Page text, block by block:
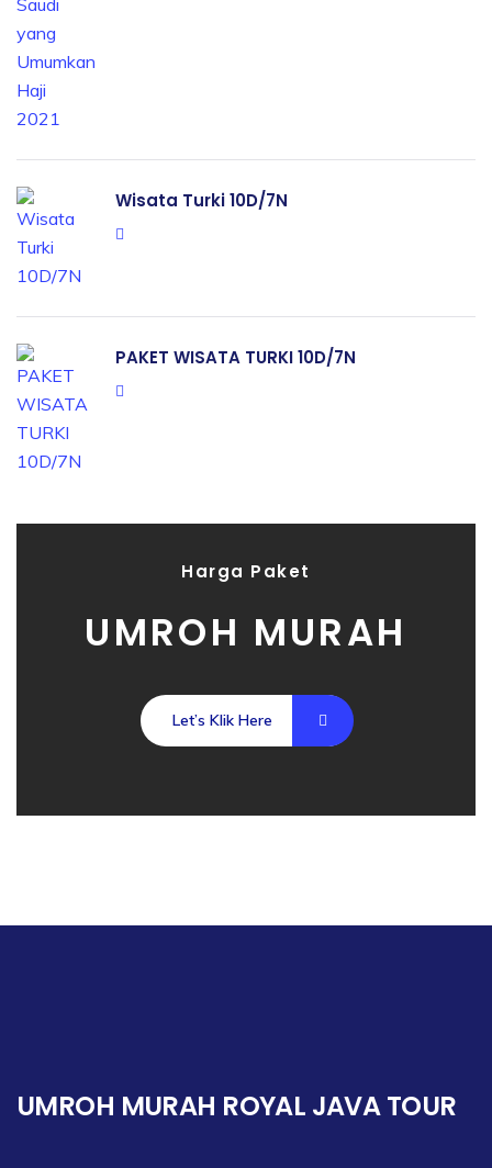
Wisata Turki 10D/7N
PAKET WISATA TURKI 10D/7N
Harga Paket
UMROH MURAH
Let’s Klik Here
UMROH MURAH ROYAL JAVA TOUR